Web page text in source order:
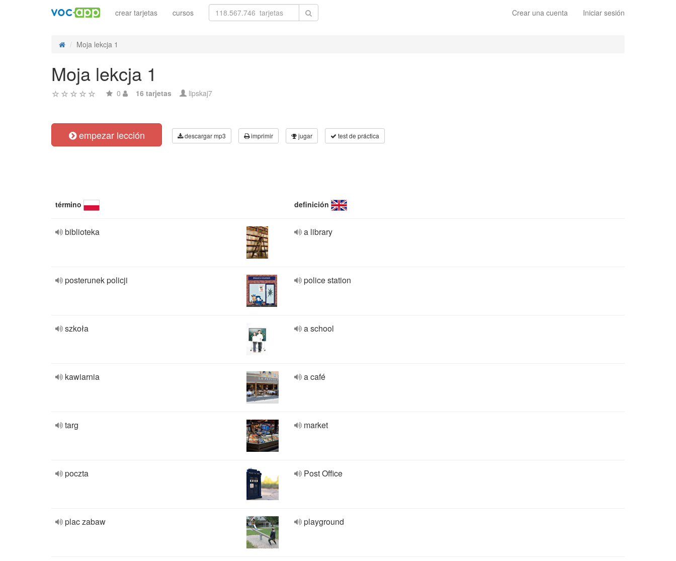
Crear una cuenta Iniciar sesión
crear tarjetas cursos
Moja lekcja 1
Moja lekcja 1
0 16 tarjetas lipskaj7
empezar lección descargar mp3 imprimir jugar test de práctica
término definición
biblioteka a library
posterunek policji police station
szkoła a school
kawiarnia a café
targ market
poczta Post Office
plac zabaw playground